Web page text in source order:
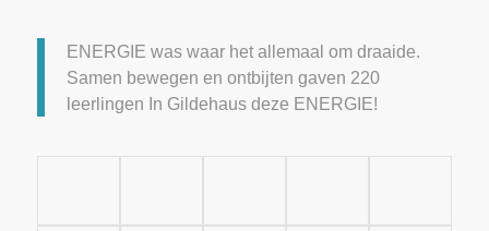
ENERGIE was waar het allemaal om draaide.
Samen bewegen en ontbijten gaven 220
leerlingen In Gildehaus deze ENERGIE!